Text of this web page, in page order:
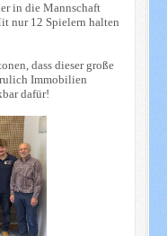
in die Mannschaft
nur 12 Spielern halten
dass dieser große
Immobilien
dafür!